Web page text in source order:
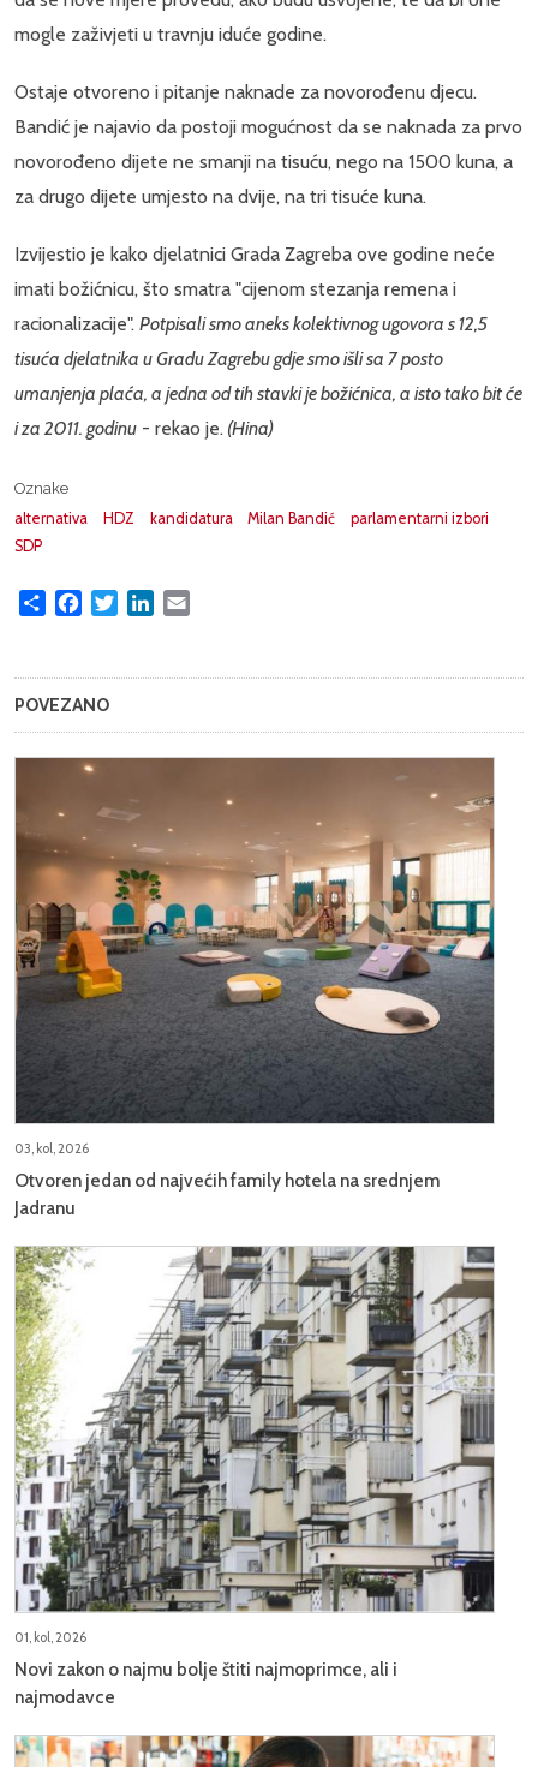
mogle zaživjeti u travnju iduće godine.
Ostaje otvoreno i pitanje naknade za novorođenu djecu.
Bandić je najavio da postoji mogućnost da se naknada za prvo
novorođeno dijete ne smanji na tisuću, nego na 1500 kuna, a
za drugo dijete umjesto na dvije, na tri tisuće kuna.
Izvijestio je kako djelatnici Grada Zagreba ove godine neće
imati božićnicu, što smatra "cijenom stezanja remena i
racionalizacije". Potpisali smo aneks kolektivnog ugovora s 12,5
tisuća djelatnika u Gradu Zagrebu gdje smo išli sa 7 posto
umanjenja plaća, a jedna od tih stavki je božićnica, a isto tako bit će
i za 2011. godinu - rekao je. (Hina)
Oznake
alternativa
HDZ kandidatura Milan Bandić
parlamentarni izbori
SDP
Share FacebookTwitterLinkedIn
POVEZANO
03, kol, 2026
Otvoren jedan od najvećih family hotela na srednjem
Jadranu
01, kol, 2026
Novi zakon o najmu bolje štiti najmoprimce, ali i
najmodavce